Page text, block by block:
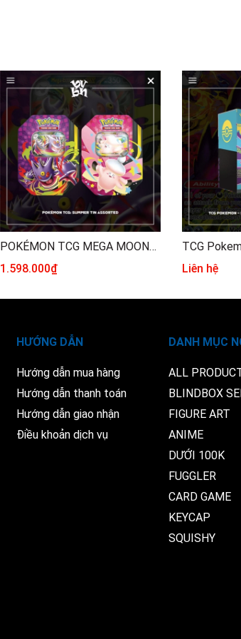
POKÉMON TCG MEGA MOONLIT TIN
1.598.000₫
Liên hệ
HƯỚNG DẪN
Hướng dẫn mua hàng
Hướng dẫn thanh toán
Hướng dẫn giao nhận
Điều khoản dịch vụ
DANH MỤC
ALL
BLINDBOX
FIGURE ART
ANIME
DƯỚI 100K
FUGGLER
CARD GAME
KEYCAP
SQUISHY